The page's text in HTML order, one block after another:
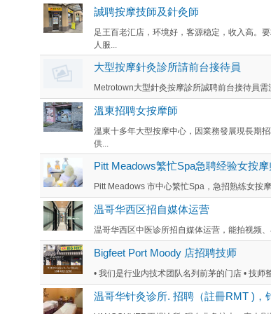
誠聘按摩技師及針灸師
足王百老汇店，环境好，客源稳定，收入高。
人服...
大型按摩針灸診所請前台接待員
Metrotown大型針灸按摩診所誠聘前台接待員
溫東招聘女按摩師
溫東十多年大型按摩中心，因業務發展現長期
供...
Pitt Meadows繁忙Spa急聘经验女按摩
Pitt Meadows 市中心繁忙Spa，急招熟练女按
温哥华西区招自媒体运营
温哥华西区中医诊所招自媒体运营，能拍视频
Bigfeet Port Moody 店招聘技师
• 我们是行业内技术团队名列前茅的门店 • 技师
温哥华针灸诊所. 招聘（註冊RMT )，